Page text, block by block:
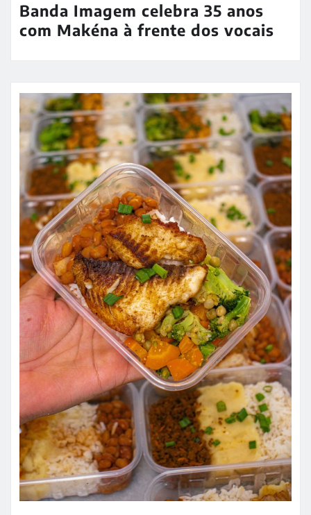
Banda Imagem celebra 35 anos
com Makéna à frente dos vocais